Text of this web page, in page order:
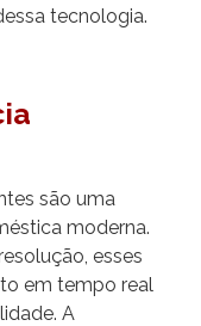
tecnologia.
são uma
moderna.
esses
em tempo real
A